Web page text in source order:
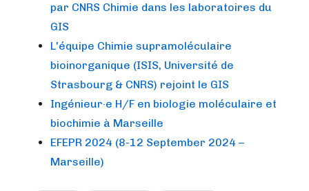
par CNRS Chimie dans les laboratoires du
GIS
L'équipe Chimie supramoléculaire
bioinorganique (ISIS, Université de
Strasbourg & CNRS) rejoint le GIS
Ingénieur·e H/F en biologie moléculaire et
biochimie à Marseille
EFEPR 2024 (8-12 September 2024 –
Marseille)